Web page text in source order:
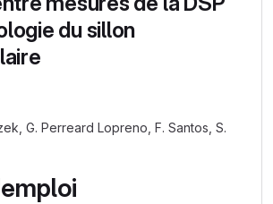
du sillon
G. Perreard Lopreno, F. Santos, S.